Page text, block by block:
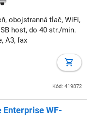
obojstranná tlač, WiFi,
host, do 40 str./min.
A3, fax
Kód: 419872
Enterprise WF-